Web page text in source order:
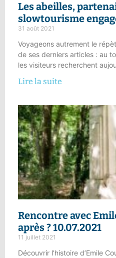
Les abeilles,
slowtourisme
31 août 2021
Voyageons autrement le
de ses derniers articles : au
les visiteurs recherchent
Lire la suite
Rencontre avec
après ? 10.07.2021
11 juillet 2021
Découvrir l’histoire d’Emile